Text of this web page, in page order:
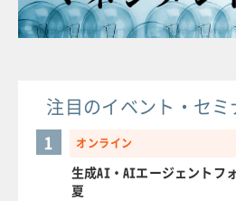
注目のイベント・セ
オンライン
1
生成AI・AIエージェントフ
夏